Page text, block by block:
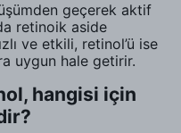
geçerek aktif
retinoik aside
ve etkili, retinol’ü ise
uygun hale getirir.
hangisi için